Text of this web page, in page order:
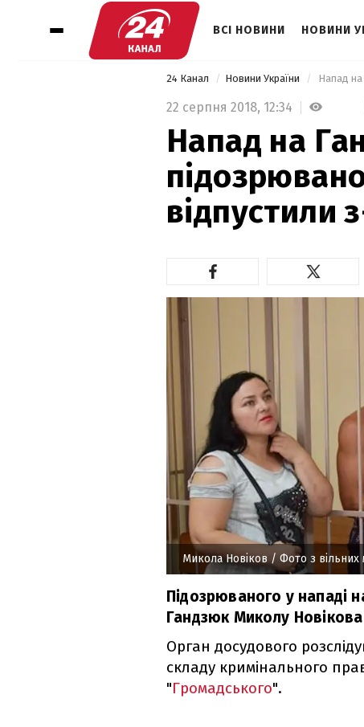
ВСІ НОВИНИ НОВИНИ
24 Канал Новини України Напад на
22 серпня 2018, 12:34
Напад на
відпустили
Микола Новіков/ Фото з вільних
Підозрюваного у нападі
Гандзюк Миколу Новікова
Орган досудового
складу кримінального
"Громадського".